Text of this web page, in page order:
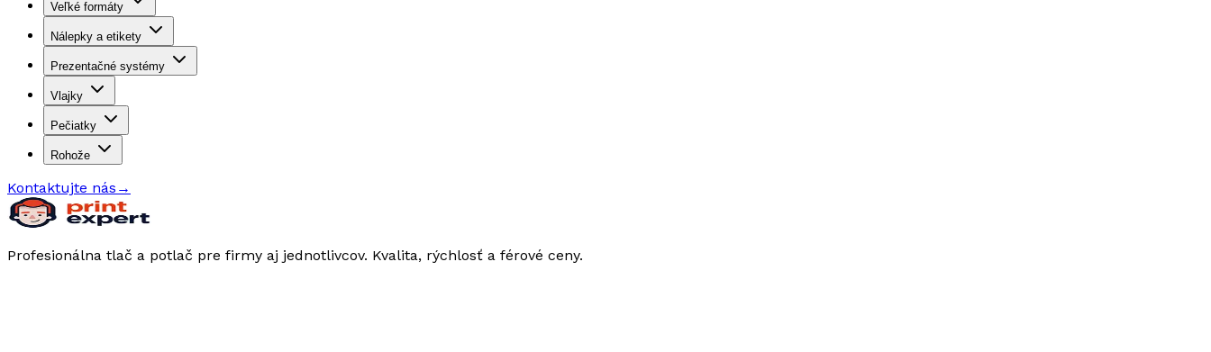
Veľké formáty
Nálepky a etikety
Prezentačné systémy
Vlajky
Pečiatky
Rohože
Kontaktujte nás →
Profesionálna tlač a potlač pre firmy aj jednotlivcov. Kvalita, rýchlosť a férové ceny.